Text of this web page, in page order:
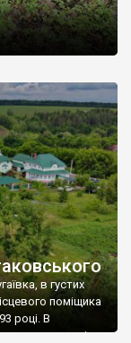
в густих
поміщика
році. В
школа, потім